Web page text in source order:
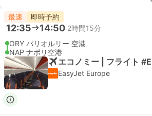
最速 即時予約
12:35 14:50 2時間15分
ORY パリオルリー 空港
NAP ナポリ空港
エコノミー | フライト
EasyJet Europe